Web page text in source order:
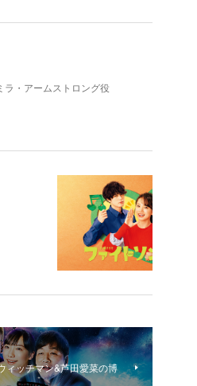
・アームストロング役
ィッチマン&芦田愛菜の博